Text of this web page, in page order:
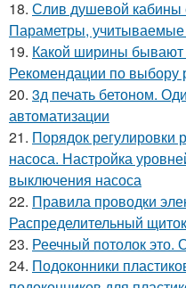
18. Слив душевой кабины
Параметры,
19. Какой ширины бывают
Рекомендации по выбору
20. 3д печать бетоном.
автоматизации
21. Порядок регулировки
насоса. Настройка
выключения насоса
22. Правила проводки
Распределительный щиток
23. Реечный потолок это.
24. Подоконники